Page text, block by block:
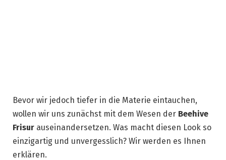
Bevor wir jedoch tiefer in die Materie eintauchen,
wollen wir uns zunächst mit dem Wesen der Beehive
Frisur auseinandersetzen. Was macht diesen Look so
einzigartig und unvergesslich? Wir werden es Ihnen
erklären.